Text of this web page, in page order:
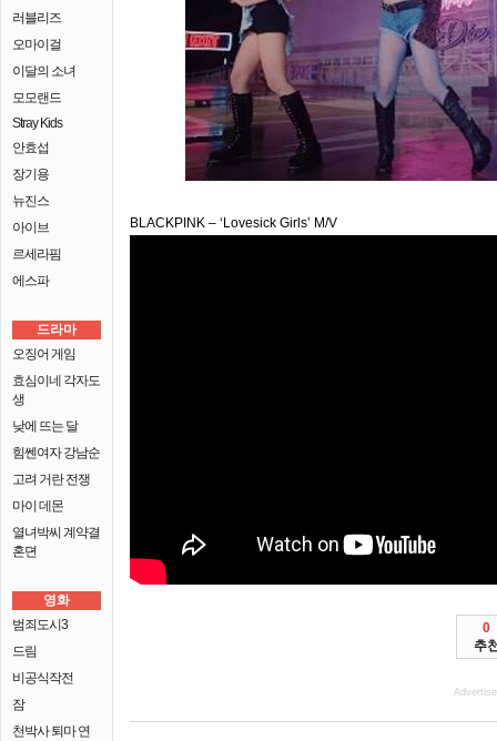
러블리즈
오마이걸
이달의 소녀
모모랜드
Stray Kids
안효섭
장기용
뉴진스
아이브
르세라핌
에스파
드라마
오징어 게임
효심이네 각자도
생
낮에 뜨는 달
힘쎈여자 강남순
고려 거란 전쟁
마이 데몬
열녀박씨 계약결
혼뎐
영화
범죄도시3
드림
비공식작전
잠
천박사 퇴마 연
BLACKPINK – ‘Lovesick Girls’ M/V
0
추